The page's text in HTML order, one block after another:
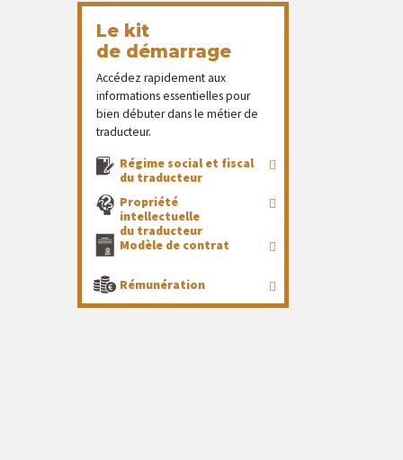
Le kit
de démarrage
Accédez rapidement aux
informations essentielles pour
bien débuter dans le métier de
traducteur.
Régime social et fiscal
du traducteur
Propriété
intellectuelle
du traducteur
Modèle de contrat
Rémunération